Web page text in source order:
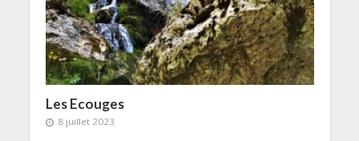
Les Ecouges
8 juillet 2023